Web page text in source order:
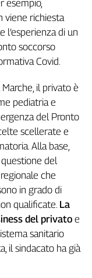
esempio,
viene richiesta
l’esperienza di un
soccorso
Covid.
Marche, il privato è
pediatria e
del Pronto
scellerate e
Alla base,
del
che
in grado di
qualificate. La
del privato e
sanitario
il sindacato ha già